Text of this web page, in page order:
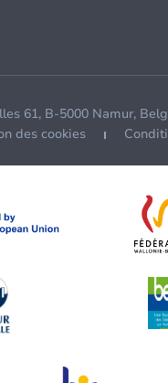
61, B-5000 Namur,
des cookies